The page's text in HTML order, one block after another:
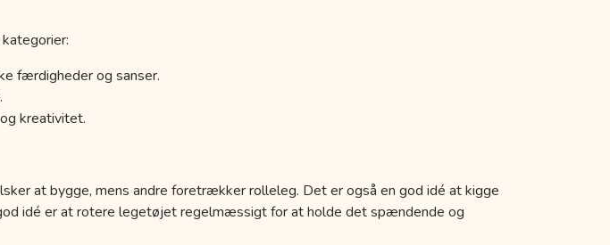
færdigheder og sanser.
kreativitet.
at bygge, mens andre foretrækker rolleleg. Det er også en god idé at kigge
idé er at rotere legetøjet regelmæssigt for at holde det spændende og